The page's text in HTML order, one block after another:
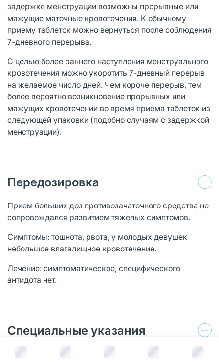
В корзину за руб.
задержке менструации возможны прорывные или
мажущие маточные кровотечения. К обычному
приему таблеток можно вернуться после соблюдения
7-дневного перерыва.
С целью более раннего наступления менструального
кровотечения можно укоротить 7-дневный перерыв
на желаемое число дней. Чем короче перерыв, тем
более вероятно возникновение прорывных или
мажущих кровотечении во время приема таблеток из
следующей упаковки (подобно случаям с задержкой
менструации).
Передозировка
Прием больших доз противозачаточного средства не
сопровождался развитием тяжелых симптомов.
Симптомы: тошнота, рвота, у молодых девушек
небольшое влагалищное кровотечение.
Лечение: симптоматическое, специфического
антидота нет.
Специальные указания